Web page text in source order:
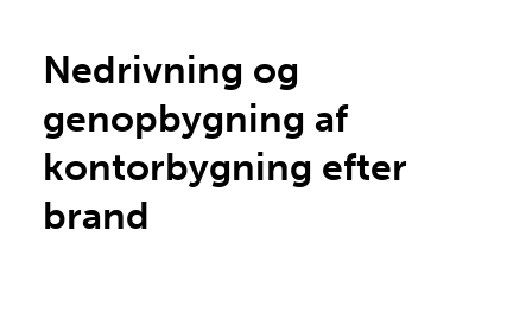
Nedrivning og
genopbygning af
kontorbygning efter
brand